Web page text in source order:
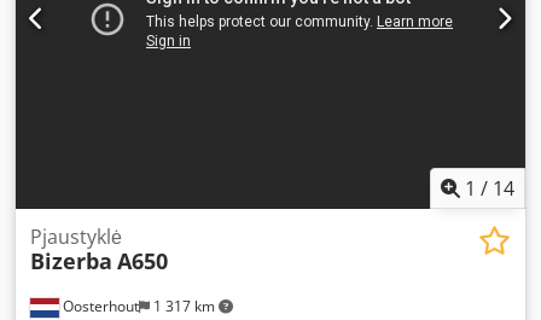
1 / 14
Oosterhout 1 317 km
Pjaustyklė
Bizerba A650